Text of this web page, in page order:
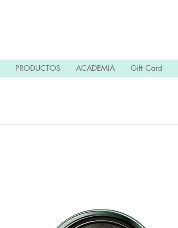
PRODUCTOS ACADEMIA Gift Card